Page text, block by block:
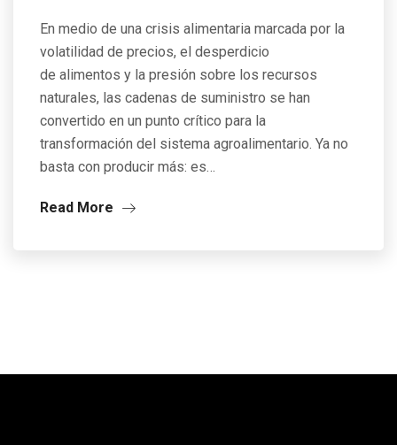
En medio de una crisis alimentaria marcada por la
volatilidad de precios, el desperdicio
de alimentos y la presión sobre los recursos
naturales, las cadenas de suministro se han
convertido en un punto crítico para la
transformación del sistema agroalimentario. Ya no
basta con producir más: es…
Read More